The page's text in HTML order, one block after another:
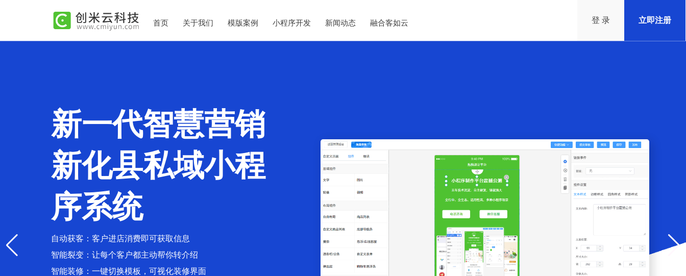
首页 关于我们 模版案例 小程序开发 新闻动态 融合客如云 登 录 立即注册
新一代智慧营销
新化县私域小程
序系统
自动获客：客户进店消费即可获取信息
智能裂变：让每个客户都主动帮你转介绍
智能装修：一键切换模板，可视化装修界面